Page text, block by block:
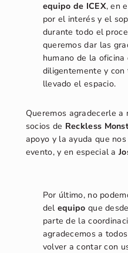
equipo de ICEX, en
por el interés y el
durante todo el
queremos dar las
humano de la
diligentemente y con
llevado el espacio.
Queremos agradecerle a
socios de Reckless
apoyo y la ayuda que
evento, y en especial a
Por último, no
del equipo que desde
parte de la
agradecemos a
volver a contar con